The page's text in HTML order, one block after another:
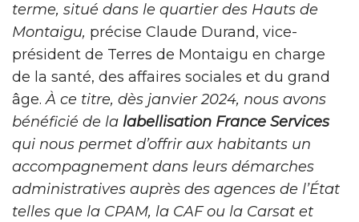
terme, situé dans le quartier des Hauts de
Montaigu, précise Claude Durand, vice-
président de Terres de Montaigu en charge
de la santé, des affaires sociales et du grand
âge.À ce titre, dès janvier 2024, nous avons
bénéficié de la labellisation France Services
qui nous permet d’offrir aux habitants un
accompagnement dans leurs démarches
administratives auprès des agences de l’État
telles que la CPAM, la CAF ou la Carsat et